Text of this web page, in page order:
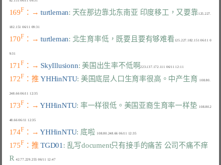
169F ：→ turtleman: 天在那边靠北东南亚 印度移工，又要靠 125.227.
170F ：→ turtleman: 北生育率低，既要且要有够难看 125.227.182.151 06/11 0
171 F ：→ SkyIllusionn: 美国出生率不低啊
172F ：推 YHHinNTU: 美国底层人口生育率很高。中产生育
  108.80.
248.66 06/11 12:35
173F ：→ YHHinNTU: 率一样很低。美国亚裔生育率一样垫
  108.80.2
48.66 06/11 12:35
174F ：→ YHHinNTU: 底啦
  108.80.248.66 06/11 12:35
175F ：推 TGD01 : 乱写document只有接手的痛苦 公司不痛不痒
R
  42.77.229.255 06/11 12:47